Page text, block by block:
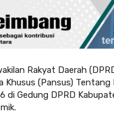
Rakyat Daerah
Khusus (Pansus)
di Gedung DPRD